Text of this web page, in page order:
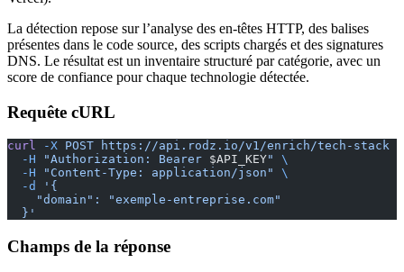
La détection repose sur l’analyse des en-têtes HTTP, des balises
présentes dans le code source, des scripts chargés et des signatures
DNS. Le résultat est un inventaire structuré par catégorie, avec un
score de confiance pour chaque technologie détectée.
Requête cURL
curl -X POST https://api.rodz.io/v1/enrich/tech-stack
  -H
"Authorization: Bearer $API_KEY"
\
  -H
"Content-Type: application/json"
\
  -d
'{
    "domain": "exemple-entreprise.com"
  }'
Champs de la réponse